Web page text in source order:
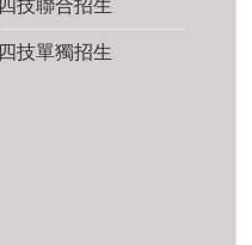
四技聯合招生
四技單獨招生